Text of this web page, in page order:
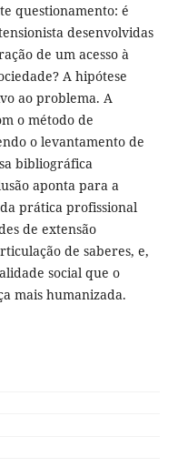
questionamento: é
desenvolvidas
de um acesso à
A hipótese
ao problema. A
o método de
o levantamento de
bibliográfica
aponta para a
prática profissional
de extensão
de saberes, e,
social que o
mais humanizada.